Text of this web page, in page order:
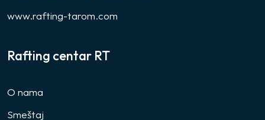
www.rafting-tarom.com
Rafting centar RT
O nama
Smeštaj